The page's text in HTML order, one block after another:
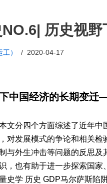
历史视
） 2020-04-17
中国经济的长期变迁
文分四个方面综述了近年
对发展模式的争论和相关
与外生冲击等问题的反思
，也有助于进一步探索国家
史学 历史 GDP马尔萨斯陷